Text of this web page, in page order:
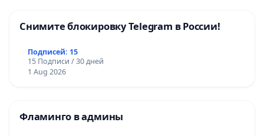
Снимите блокировку Telegram в России!
Подписей: 15
15 Подписи / 30 дней
1 Aug 2026
Фламинго в админы